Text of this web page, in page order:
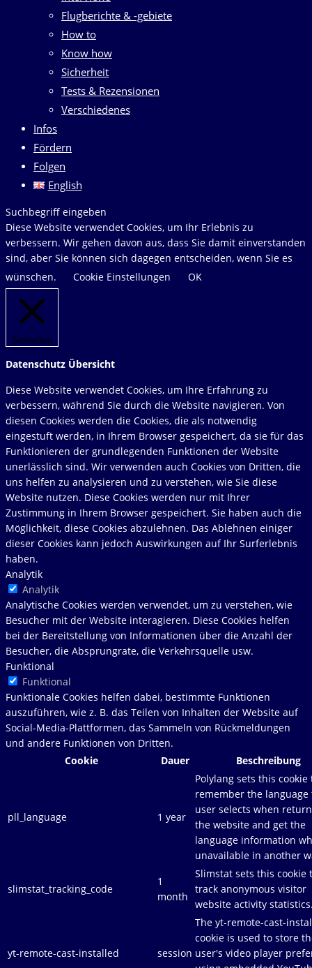
Flugberichte & -gebiete
How to
Know how
Sicherheit
Tests & Rezensionen
Verschiedenes
Infos
Fördern
Folgen
English
Diese
Website
durchsuchen
Suchbegriff eingeben
Diese Website verwendet Cookies, um Ihr Erlebnis zu
verbessern. Wir gehen davon aus, dass Sie damit einverstanden
sind, aber Sie können sich dagegen entscheiden, wenn Sie es
wünschen.
Cookie Einstellungen OK
Schließen
Datenschutz Übersicht
Diese Website verwendet Cookies, um Ihre Erfahrung zu
verbessern, während Sie durch die Website navigieren. Von
diesen Cookies werden die Cookies, die als notwendig
eingestuft werden, in Ihrem Browser gespeichert, da sie für das
Funktionieren der grundlegenden Funktionen der Website
unerlässlich sind. Wir verwenden auch Cookies von Dritten, die
uns helfen zu analysieren und zu verstehen, wie Sie diese
Website nutzen. Diese Cookies werden nur mit Ihrer
Zustimmung in Ihrem Browser gespeichert. Sie haben auch die
Möglichkeit, diese Cookies abzulehnen. Das Ablehnen einiger
dieser Cookies kann jedoch Auswirkungen auf Ihr Surferlebnis
haben.
Analytik
Analytik
Analytische Cookies werden verwendet, um zu verstehen, wie
Besucher mit der Website interagieren. Diese Cookies helfen
bei der Bereitstellung von Informationen über die Anzahl der
Besucher, die Absprungrate, die Verkehrsquelle usw.
Funktional
Funktional
Funktionale Cookies helfen dabei, bestimmte Funktionen
auszuführen, wie z. B. das Teilen von Inhalten der Website auf
Social-Media-Plattformen, das Sammeln von Rückmeldungen
und andere Funktionen von Dritten.
Cookie
Dauer Beschreibung
pll_language 1 year
Polylang sets this cookie
remember the language
user selects when
the website and get the
language information
unavailable in another
slimstat_tracking_code
1
month
Slimstat sets this cookie
track anonymous visitor
website activity
yt-remote-cast-installed session
The yt-remote-cast-
cookie is used to store
user's video player